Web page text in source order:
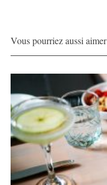
Vous pourriez aussi aimer